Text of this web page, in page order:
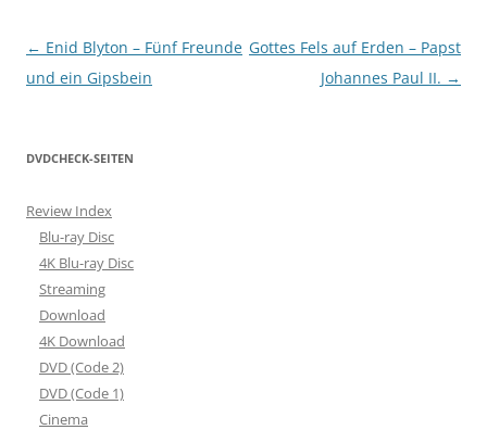
Beitragsnavigation
← Enid Blyton – Fünf Freunde
und ein Gipsbein
Gottes Fels auf Erden – Papst
Johannes Paul II. →
DVDCHECK-SEITEN
Review Index
Blu-ray Disc
4K Blu-ray Disc
Streaming
Download
4K Download
DVD (Code 2)
DVD (Code 1)
Cinema